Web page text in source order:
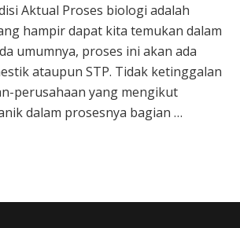
Dalam
Biologi
Aktual Proses biologi adalah
hampir dapat kita temukan dalam
umumnya, proses ini akan ada
ataupun STP. Tidak ketinggalan
perusahaan yang mengikut
dalam prosesnya bagian …